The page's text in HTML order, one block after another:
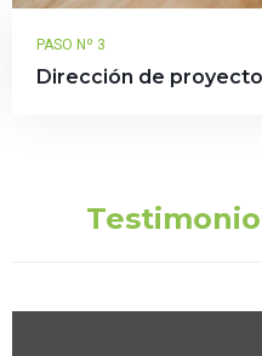
PASO Nº 3
Dirección de proyecto